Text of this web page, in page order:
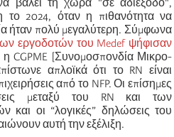
βάλει τη χώρα "σε αδιέξοδο",
το 2024, όταν η πιθανότητα να
ήταν πολύ μεγαλύτερη. Σύμφωνα
εργοδοτών του Medef ψήφισαν
η CGPME [Συνομοσπονδία Μικρο-
απλοϊκά ότι το RN είναι
από το NFP. Οι επίσημες
μεταξύ του RN και των
οι “λογικές” δηλώσεις του
αυτή την εξέλιξη.